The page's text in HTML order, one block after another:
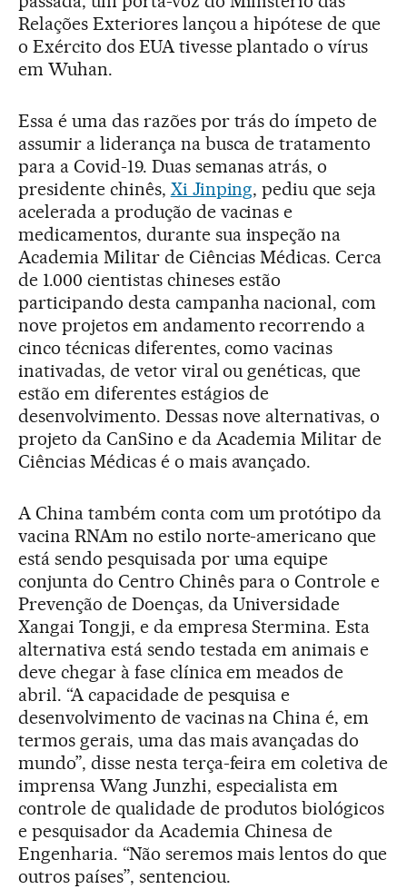
Relações Exteriores lançou a hipótese de que
o Exército dos EUA tivesse plantado o vírus
em Wuhan.
Essa é uma das razões por trás do ímpeto de
assumir a liderança na busca de tratamento
para a Covid-19. Duas semanas atrás, o
presidente chinês, Xi Jinping, pediu que seja
acelerada a produção de vacinas e
medicamentos, durante sua inspeção na
Academia Militar de Ciências Médicas. Cerca
de 1.000 cientistas chineses estão
participando desta campanha nacional, com
nove projetos em andamento recorrendo a
cinco técnicas diferentes, como vacinas
inativadas, de vetor viral ou genéticas, que
estão em diferentes estágios de
desenvolvimento. Dessas nove alternativas, o
projeto da CanSino e da Academia Militar de
Ciências Médicas é o mais avançado.
A China também conta com um protótipo da
vacina RNAm no estilo norte-americano que
está sendo pesquisada por uma equipe
conjunta do Centro Chinês para o Controle e
Prevenção de Doenças, da Universidade
Xangai Tongji, e da empresa Stermina. Esta
alternativa está sendo testada em animais e
deve chegar à fase clínica em meados de
abril. “A capacidade de pesquisa e
desenvolvimento de vacinas na China é, em
termos gerais, uma das mais avançadas do
mundo”, disse nesta terça-feira em coletiva de
imprensa Wang Junzhi, especialista em
controle de qualidade de produtos biológicos
e pesquisador da Academia Chinesa de
Engenharia. “Não seremos mais lentos do que
outros países”, sentenciou.